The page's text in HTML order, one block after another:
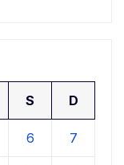
S D
6 7